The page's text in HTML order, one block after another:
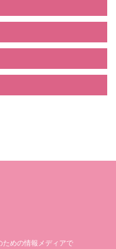
ための情報メディアで